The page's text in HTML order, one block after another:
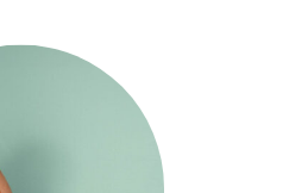
de baby
het wordt
[…]